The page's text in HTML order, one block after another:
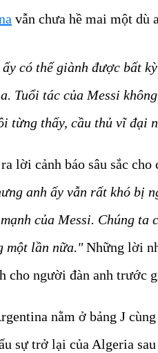
vẫn chưa hề mai một dù
ấy có thể giành được bất
Tuổi tác của Messi
từng thấy, cầu thủ vĩ đại
lời cảnh báo sâu sắc cho
anh ấy vẫn rất khó bị
của Messi. Chúng ta
một lần nữa."Những lời
cho người đàn anh trước
nằm ở bảng J
sự trở lại của Algeria